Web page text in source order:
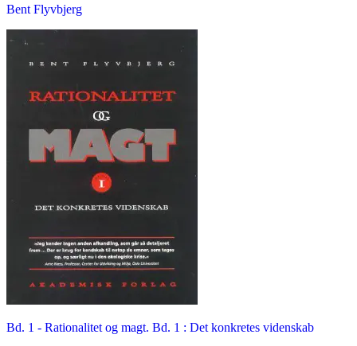
Bent Flyvbjerg
Bd. 1 - Rationalitet og magt. Bd. 1 : Det konkretes videnskab